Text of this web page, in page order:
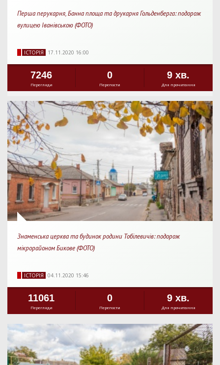
Перша перукарня, Банна площа та друкарня Гольденберга: подорож
вулицею Іванівською (ФОТО)
IСТОРIЯ 17.11.2020 16:00
7246
Перегляди
0
Перепости
9 хв.
Для прочитання
Знаменська церква та будинок родини Тобілевичів: подорож
мікрорайоном Бикове (ФОТО)
IСТОРIЯ 04.11.2020 15:46
11061
Перегляди
0
Перепости
9 хв.
Для прочитання